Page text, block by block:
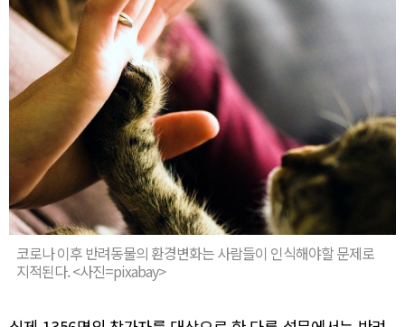
코로나 이후 반려동물의 환경변화는 사람들이 인식해야할 문제로
지적된다. <사진=pixabay>